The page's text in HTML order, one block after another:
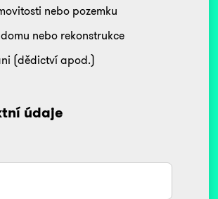
nebo pozemku
nebo rekonstrukce
(dědictví apod.)
údaje